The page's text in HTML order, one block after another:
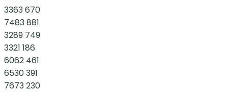
3363670
7483881
3289 749
3321 186
6062 461
6530391
7673230